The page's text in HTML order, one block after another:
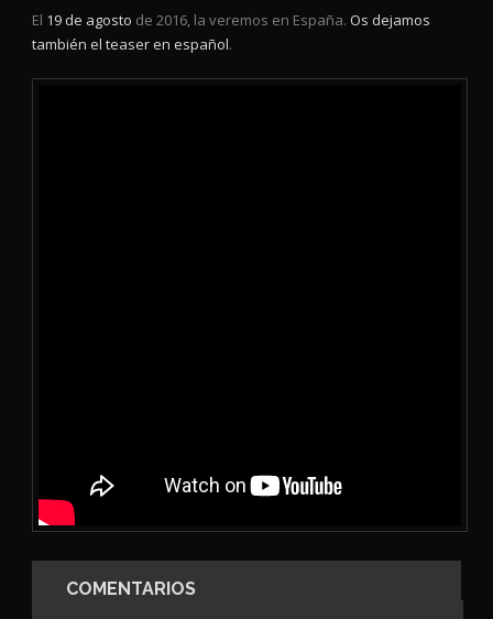
El 19 de agosto de 2016, la veremos en España. Os dejamos
también el teaser en español.
COMENTARIOS